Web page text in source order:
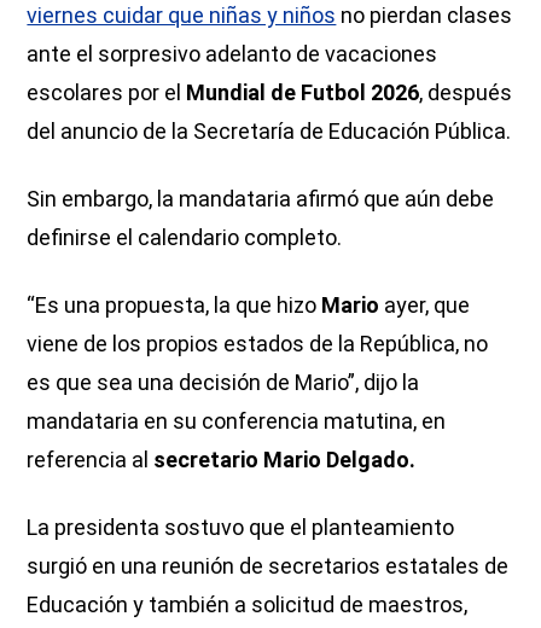
viernes cuidar que niñas y niños no pierdan clases
ante el sorpresivo adelanto de vacaciones
escolares por el Mundial de Futbol 2026, después
del anuncio de la Secretaría de Educación Pública.
Sin embargo, la mandataria afirmó que aún debe
definirse el calendario completo.
“Es una propuesta, la que hizo Mario ayer, que
viene de los propios estados de la República, no
es que sea una decisión de Mario”, dijo la
mandataria en su conferencia matutina, en
referencia al secretario Mario Delgado.
La presidenta sostuvo que el planteamiento
surgió en una reunión de secretarios estatales de
Educación y también a solicitud de maestros,